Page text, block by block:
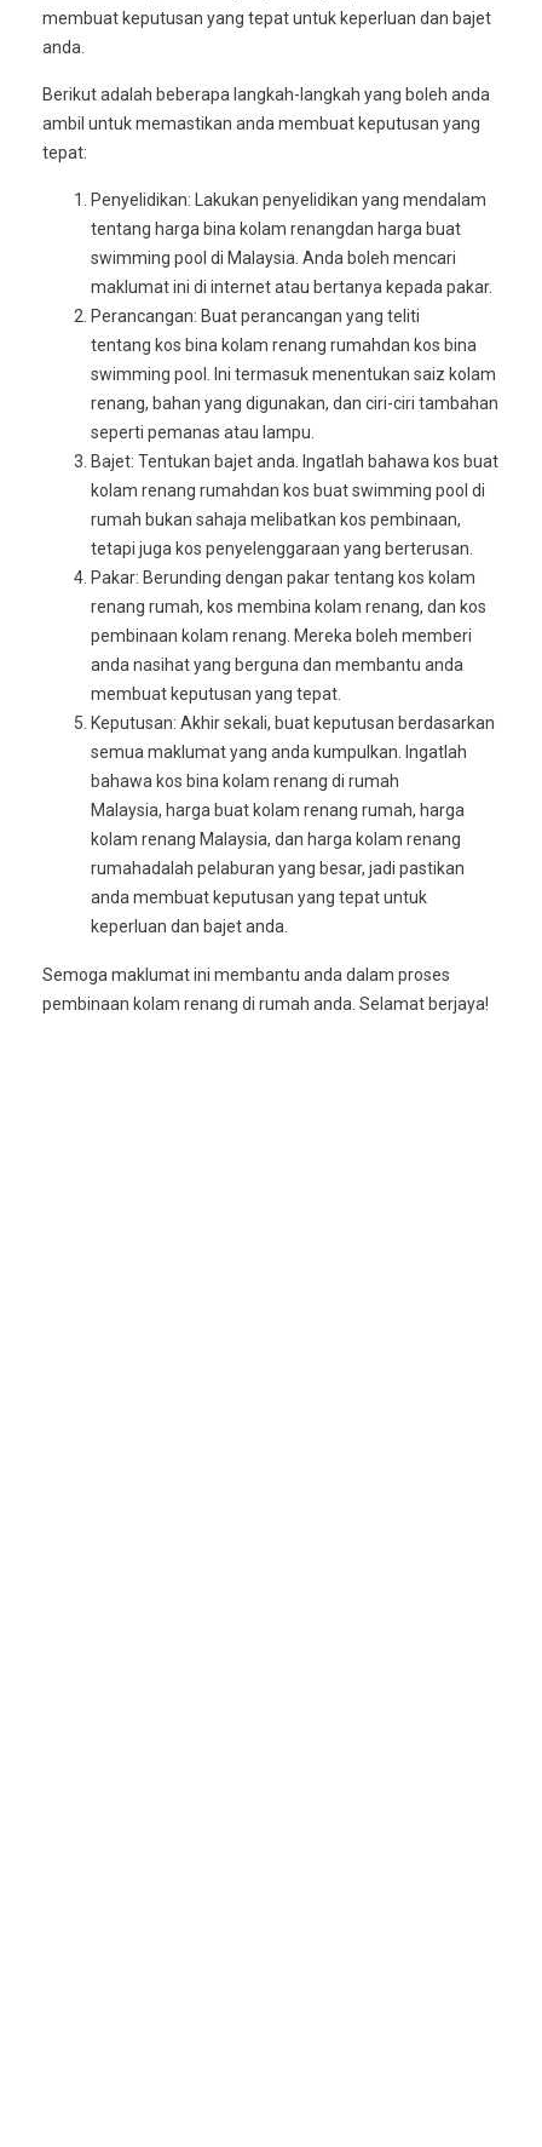
membuat keputusan yang tepat untuk keperluan dan bajet
anda.
Berikut adalah beberapa langkah-langkah yang boleh anda
ambil untuk memastikan anda membuat keputusan yang
tepat:
Penyelidikan: Lakukan penyelidikan yang mendalam
tentang harga bina kolam renangdan harga buat
swimming pool di Malaysia. Anda boleh mencari
maklumat ini di internet atau bertanya kepada pakar.
Perancangan: Buat perancangan yang teliti
tentang kos bina kolam renang rumahdan kos bina
swimming pool. Ini termasuk menentukan saiz kolam
renang, bahan yang digunakan, dan ciri-ciri tambahan
seperti pemanas atau lampu.
Bajet: Tentukan bajet anda. Ingatlah bahawa kos buat
kolam renang rumahdan kos buat swimming pool di
rumah bukan sahaja melibatkan kos pembinaan,
tetapi juga kos penyelenggaraan yang berterusan.
Pakar: Berunding dengan pakar tentang kos kolam
renang rumah, kos membina kolam renang, dan kos
pembinaan kolam renang. Mereka boleh memberi
anda nasihat yang berguna dan membantu anda
membuat keputusan yang tepat.
Keputusan: Akhir sekali, buat keputusan berdasarkan
semua maklumat yang anda kumpulkan. Ingatlah
bahawa kos bina kolam renang di rumah
Malaysia, harga buat kolam renang rumah, harga
kolam renang Malaysia, dan harga kolam renang
rumahadalah pelaburan yang besar, jadi pastikan
anda membuat keputusan yang tepat untuk
keperluan dan bajet anda.
Semoga maklumat ini membantu anda dalam proses
pembinaan kolam renang di rumah anda. Selamat berjaya!